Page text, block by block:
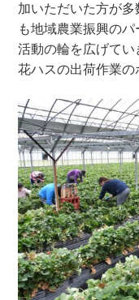
加いただいた方が
も地域農業振興の
活動の輪を広げて
花ハスの出荷作業の